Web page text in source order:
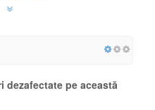
dezafectate pe această